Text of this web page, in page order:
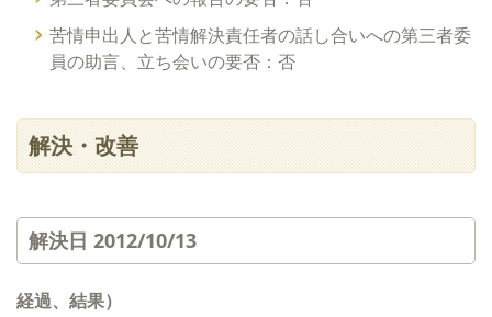
苦情申出人と苦情解決責任者の話し合いへの第三者委
員の助言、立ち会いの要否：否
解決・改善
解決日 2012/10/13
経過、結果）